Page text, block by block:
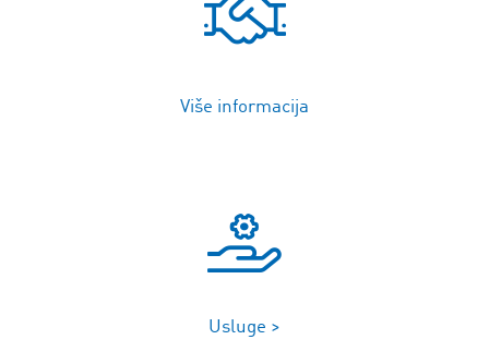
Više informacija
Usluge >